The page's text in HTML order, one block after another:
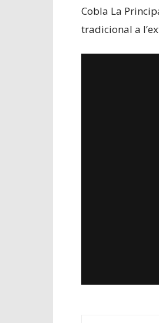
Cobla La
tradicional a